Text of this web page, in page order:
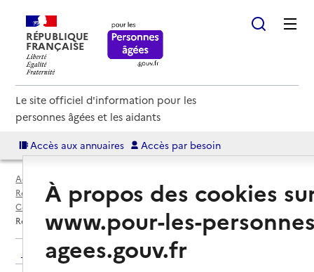
RÉPUBLIQUE
FRANÇAISE
Le site officiel d'information pour les
personnes âgées et les aidants
Accès aux annuaires Accès par besoin
Accueil
Résidences autonomie par département
Collectivité européenne d'Alsace (6AE)
Résidence autonomie Sainte-Marie II
Retour aux résultats de l'annuaire
À propos des cookies
www.pour-les-
agees.gouv.fr